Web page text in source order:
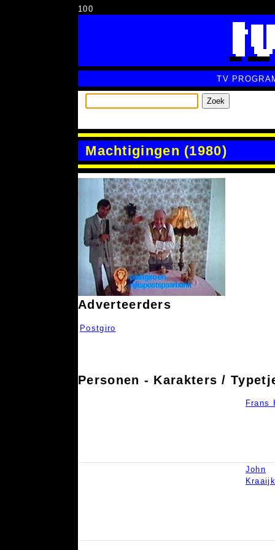
100
TV
Zoek
Machtigingen (1980)
Adverteerders
Postgiro
Personen - Karakters /
Frans
John